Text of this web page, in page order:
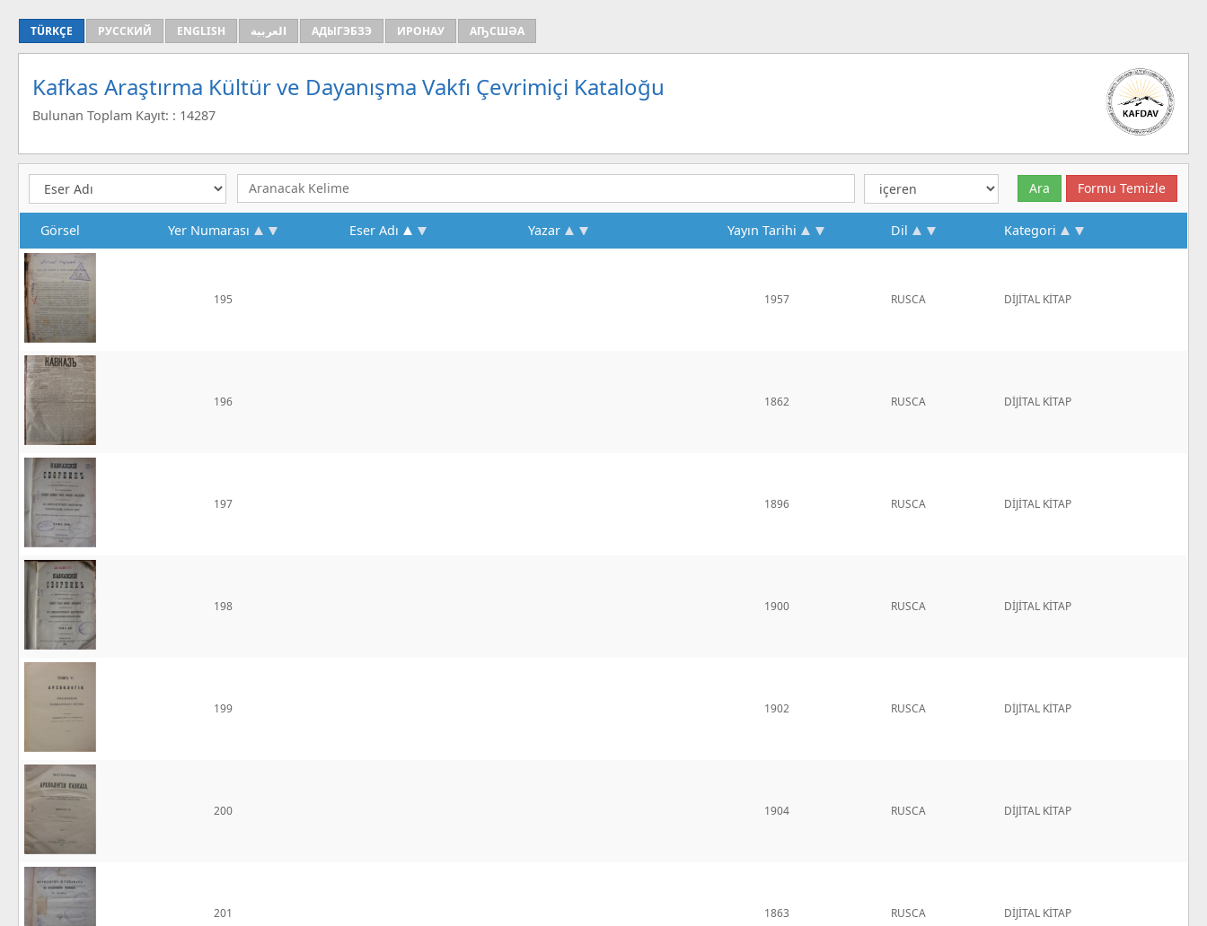
TÜRKÇE РУССКИЙ ENGLISH العربية АДЫГЭБЗЭ ИРОНАУ АҦСШӘА
Kafkas Araştırma Kültür ve Dayanışma Vakfı Çevrimiçi Kataloğu
Bulunan Toplam Kayıt: : 14287
Görsel Yer Numarası Eser Adı Yazar Yayın Tarihi Dil Kategori
195 1957 RUSCA DİJİTAL KİTAP
196 1862 RUSCA DİJİTAL KİTAP
197 1896 RUSCA DİJİTAL KİTAP
198 1900 RUSCA DİJİTAL KİTAP
199 1902 RUSCA DİJİTAL KİTAP
200 1904 RUSCA DİJİTAL KİTAP
201 1863 RUSCA DİJİTAL KİTAP